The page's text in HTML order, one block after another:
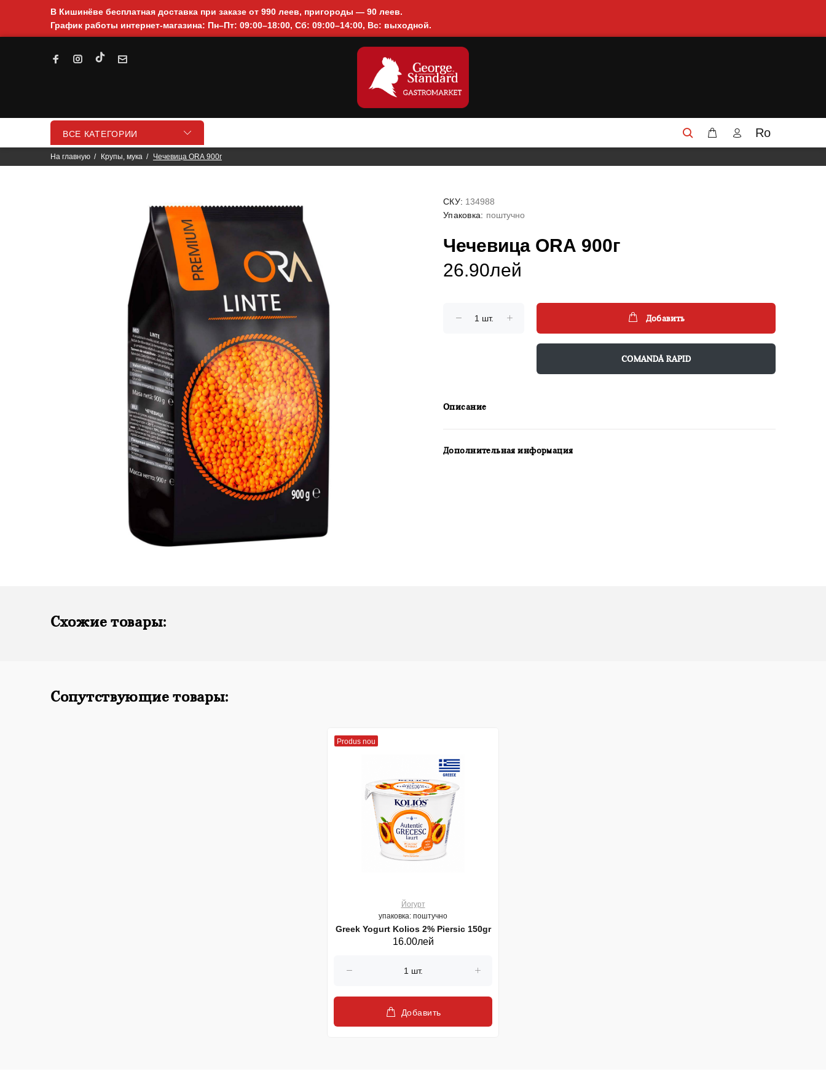
В Кишинёве бесплатная доставка при заказе от 990 леев, пригороды — 90 леев.
График работы интернет-магазина: Пн–Пт: 09:00–18:00, Сб: 09:00–14:00, Вс: выходной.
ВСЕ КАТЕГОРИИ Ro
На главную Крупы, мука Чечевица ОRА 900г
СКУ: 134988
Упаковка: поштучно
Чечевица ОRА 900г
26.90лей
Добавить
COMANDĂ RAPID
Описание
Дополнительная информация
Схожие товары:
Сопутствующие товары:
Produs nou
Йогурт
упаковка: поштучно
Greek Yogurt Kolios 2% Piersic 150gr
16.00лей
Добавить